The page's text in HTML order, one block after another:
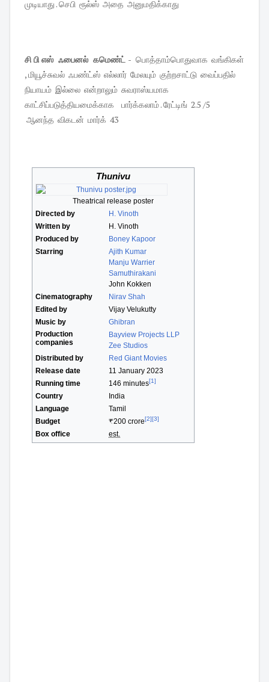
முடியாது . செபி ரூல்ஸ் அதை அனுமதிக்காது
சி பி எஸ் ஃபைனல் கமெண்ட் - பொத்தாம்பொதுவாக வங்கிகள்
, மியூச்சுவல் ஃபண்ட்ஸ் எல்லார் மேலயும் குற்றசாட்டு வைப்பதில்
நியாயம் இல்லை என்றாலும் சுவராஸ்யமாக
காட்சிப்படுத்தியமைக்காக பார்க்கலாம் . ரேட்டிங் 2.5 /5
ஆனந்த விகடன் மார்க் 43
Thunivu
Theatrical release poster
Directed by
H. Vinoth
Written by
H. Vinoth
Produced by
Boney Kapoor
Starring
Ajith Kumar
Manju Warrier
Samuthirakani
John Kokken
Cinematography
Nirav Shah
Edited by
Vijay Velukutty
Music by
Ghibran
Production
companies
Bayview Projects LLP
Zee Studios
Distributed by
Red Giant Movies
Release date
11 January 2023
Running time
146 minutes[1]
Country
India
Language
Tamil
Budget
₹200 crore[2][3]
Box office est.